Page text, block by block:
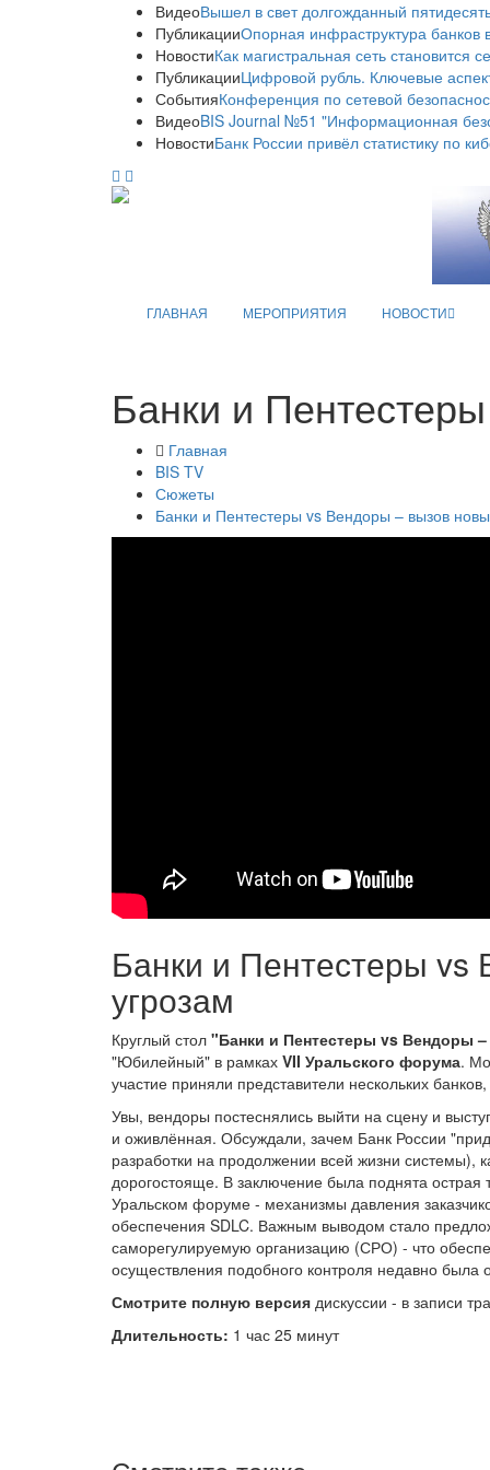
ВидеоВышел в свет долгожданный
ПубликацииОпорная инфраструктура банков
НовостиКак магистральная сеть становится
ПубликацииЦифровой рубль. Ключевые
СобытияКонференция по сетевой
ВидеоBIS Journal №51 "Информационная
НовостиБанк России привёл статистику по
ГЛАВНАЯ МЕРОПРИЯТИЯ НОВОСТИ
Банки и
Главная
BIS TV
Сюжеты
Банки и Пентестеры vs Вендоры – вызов
Банки и Пентестеры
угрозам
Круглый стол "Банки и Пентестеры vs Вендоры
"Юбилейный" в рамках VII Уральского форума.
участие приняли представители нескольких
Увы, вендоры постеснялись выйти на сцену и
и оживлённая. Обсуждали, зачем Банк России
разработки на продолжении всей жизни системы),
дорогостояще. В заключение была поднята
Уральском форуме - механизмы давления
обеспечения SDLC. Важным выводом стало
саморегулируемую организацию (СРО) - что
осуществления подобного контроля недавно была
Смотрите полную версия дискуссии - в записи
Длительность: 1 час 25 минут